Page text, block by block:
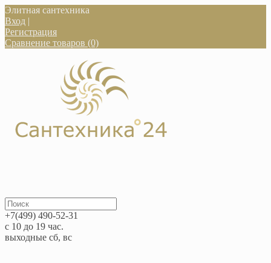
Элитная сантехника
Вход |
Регистрация
Сравнение товаров (0)
+7(499) 490-52-31
с 10 до 19 час.
выходные сб, вс